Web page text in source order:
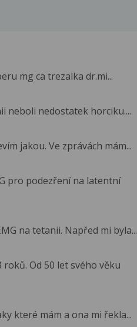
mg ca trezalka dr.mi...
neboli nedostatek horciku....
jakou. Ve zprávách mám...
pro podezření na latentní
na tetanii. Napřed mi byla...
Od 50 let svého věku
které mám a ona mi řekla...